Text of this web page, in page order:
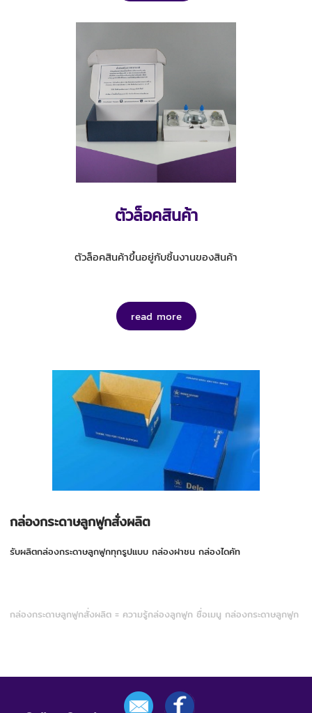
ตัวล็อคสินค้า
ตัวล็อคสินค้าขึ้นอยู่กับชิ้นงานของสินค้า
read more
กล่องกระดาษลูกฟูกสั่งผลิต
รับผลิตกล่องกระดาษลูกฟูกทุกรูปแบบ กล่องฝาชน กล่องไดคัท
กล่องกระดาษลูกฟูกสั่งผลิต = ความรู้กล่องลูกฟูก ชื่อเมนู กล่องกระดาษลูกฟูก